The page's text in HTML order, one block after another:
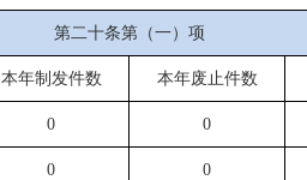
第二十条第（一）项
本年制发件数 本年废止件数
0 0
0 0